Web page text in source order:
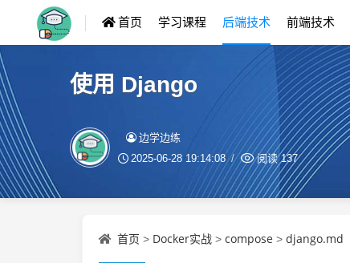
首页 学习课程 后端技术 前端技术
使用 Django
边学边练
2025-06-28 19:14:08 阅读137
首页 > Docker实战 > compose > django.md